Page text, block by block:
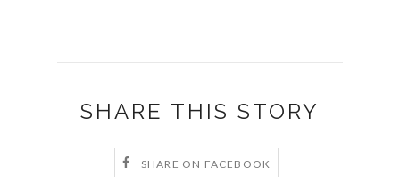
SHARE THIS STORY
SHARE ON FACEBOOK